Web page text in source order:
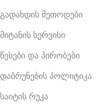
გადახდის მეთოდები
მიტანის სერვისი
წესები და პირობები
დაბრუნების პოლიტიკა
საიტის რუკა